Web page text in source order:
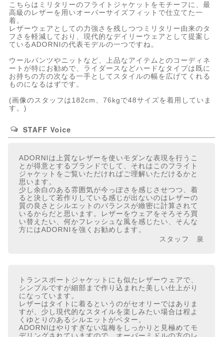
こちらはミリタリーのフライトジャケットをモチーフに、最
高級のレザーを用いオーバーサイズフィットで仕立てた一
着。
レザーウェアとしての力強さを残しつつミリタリー由来のタ
フさを軽減しており、現代的なデイリーウェアとして提案し
ているADORNIの代表モデルの一つですね。
ウールパンツやニットなど、上品なアイテムとのコーディネ
ートが特にお勧めで、ライダースなどハードなタイプは既に
お持ちの方の次なる一手としてスタイルの幅を広げてくれる
ものになるはずです。
(画像のスタッフは182cm、76kgで48サイズを着用していま
す。)
STAFF Voice
ADORNIは上質なレザーを使いモダンな表現を行うこ
とが得意とするブランドでして、それはこのフライト
ジャケットをご覧いただければご理解いただけるかと
思います。
少し余白のある雰囲気が今っぽさを感じさせつつ、着
ると決して若作りしている感じが出ないのはレザーの
質の良さとシルエットのバランスが緻密に計算されて
いるからだと思います。レザーをウェアをそろそろ買
い替えたい、何かフレッシュな風を感じたい、そんな
方にはADORNIを強くお勧めします。
スタッフ 泉
トランスポートジャケットにも似たレザーウェアで、
シンプルですが細部まで作り込まれた美しい仕上がり
になっています。
レザーはタイトに着るというのがセオリーではありま
すが、少し現代的なスタイルを楽しみたい場合は程よ
くゆとりのあるシルエットがベター。
ADORNIはやりすぎない塩梅をしっかりと見極めてモ